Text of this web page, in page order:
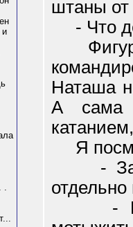
и
.
штаны от
- Что
Наташа
А сама
Я
-
-